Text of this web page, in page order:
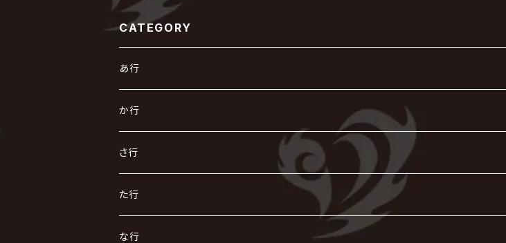
CATEGORY
あ行
あ
R指定
AIOLIN
い
IKUO
exist†trace
う
VIRGE / ヴァージュ
え
か行
か
怪人二十面奏
Kαin
き
KISAKI
く
さ行
さ
ザアザア
し
た行
た
な行